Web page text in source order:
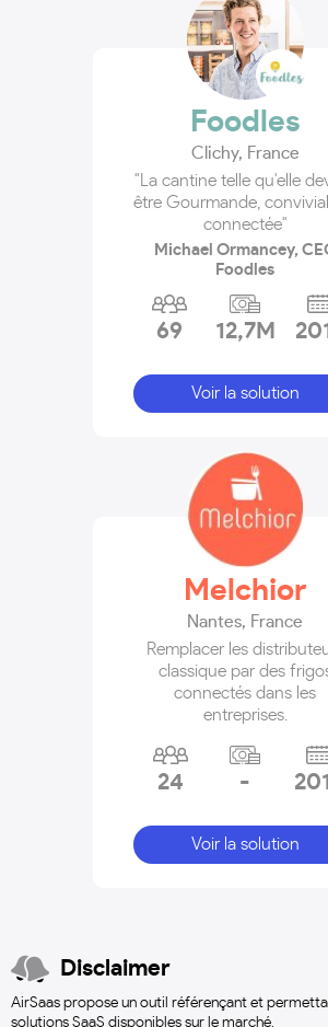
Foodles
Clichy, France
"La cantine telle qu'elle
être Gourmande,
connectée"
Michael Ormancey,
Foodles
69 12,7M
Voir la solution
Melchior
Nantes, France
Remplacer les
classique par des
connectés dans les
entreprises.
24 -
Voir la solution
Disclaimer
AirSaas propose un outil référençant et
solutions SaaS disponibles sur le marché.